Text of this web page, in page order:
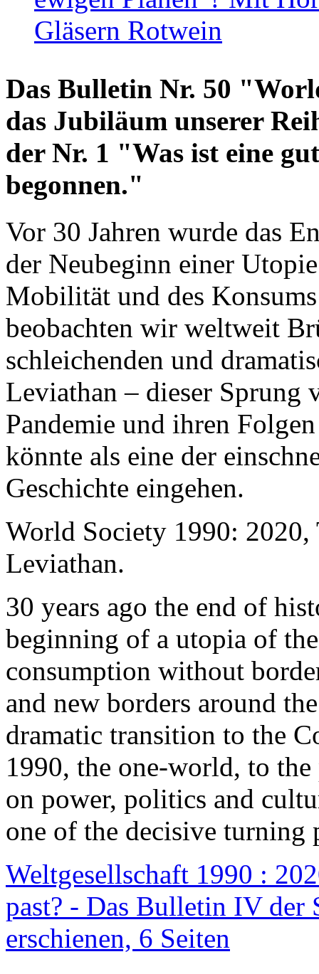
Gläsern Rotwein
Das Bulletin Nr. 50
das Jubiläum unserer
der Nr. 1 "Was ist eine
begonnen."
Vor 30 Jahren wurde das
der Neubeginn einer
Mobilität und des
beobachten wir weltweit
schleichenden und
Leviathan – dieser Sprung
Pandemie und ihren
könnte als eine der
Geschichte eingehen.
World Society 1990: 2020,
Leviathan.
30 years ago the end of
beginning of a utopia of
consumption without
and new borders around
dramatic transition to the
1990, the one-world, to the
on power, politics and
one of the decisive turning
Weltgesellschaft 1990 :
past? - Das Bulletin IV der
erschienen, 6 Seiten